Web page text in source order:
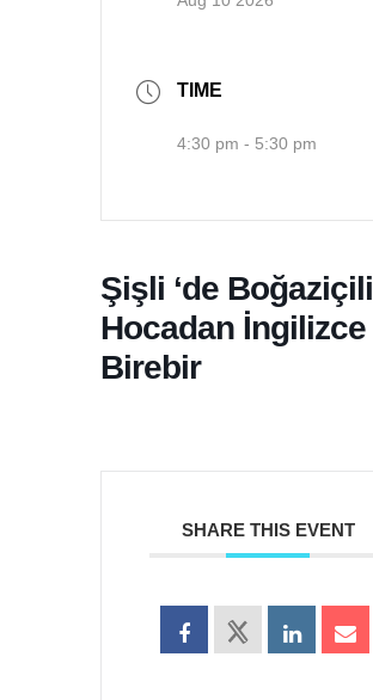
TIME
4:30 pm - 5:30 pm
Şişli ‘de Boğaziçili
Hocadan İngilizce
Birebir
SHARE THIS EVENT